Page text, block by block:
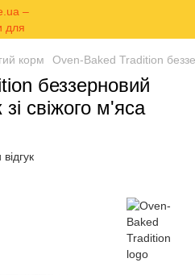
корм Oven-Baked Tradition
беззерновий
свіжого м'яса